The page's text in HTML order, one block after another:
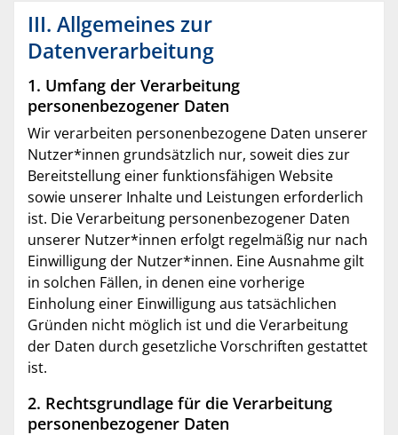
III. Allgemeines zur
Datenverarbeitung
1. Umfang der Verarbeitung
personenbezogener Daten
Wir verarbeiten personenbezogene Daten unserer
Nutzer*innen grundsätzlich nur, soweit dies zur
Bereitstellung einer funktionsfähigen Website
sowie unserer Inhalte und Leistungen erforderlich
ist. Die Verarbeitung personenbezogener Daten
unserer Nutzer*innen erfolgt regelmäßig nur nach
Einwilligung der Nutzer*innen. Eine Ausnahme gilt
in solchen Fällen, in denen eine vorherige
Einholung einer Einwilligung aus tatsächlichen
Gründen nicht möglich ist und die Verarbeitung
der Daten durch gesetzliche Vorschriften gestattet
ist.
2. Rechtsgrundlage für die Verarbeitung
personenbezogener Daten